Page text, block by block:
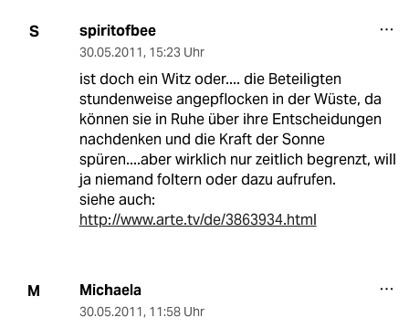
S spiritofbee
30.05.2011, 15:23 Uhr
ist doch ein Witz oder.... die Beteiligten
stundenweise angepflocken in der Wüste, da
können sie in Ruhe über ihre Entscheidungen
nachdenken und die Kraft der Sonne
spüren....aber wirklich nur zeitlich begrenzt, will
ja niemand foltern oder dazu aufrufen.
siehe auch:
http://www.arte.tv/de/3863934.html
M Michaela
30.05.2011, 11:58 Uhr